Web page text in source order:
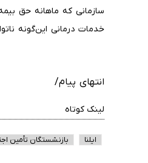
سازمانی که ماهانه حق
خدمات درمانی این‌گونه
انتهای پیام/
لینک کوتاه
ایلنا بازنشستگان تأمین